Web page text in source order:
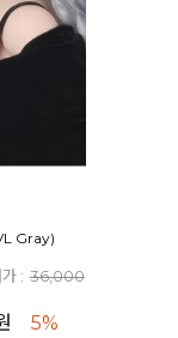
Gray)
: 36,000
5%